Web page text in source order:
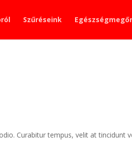
Szűréseink
Curabitur tempus, velit at tincidunt